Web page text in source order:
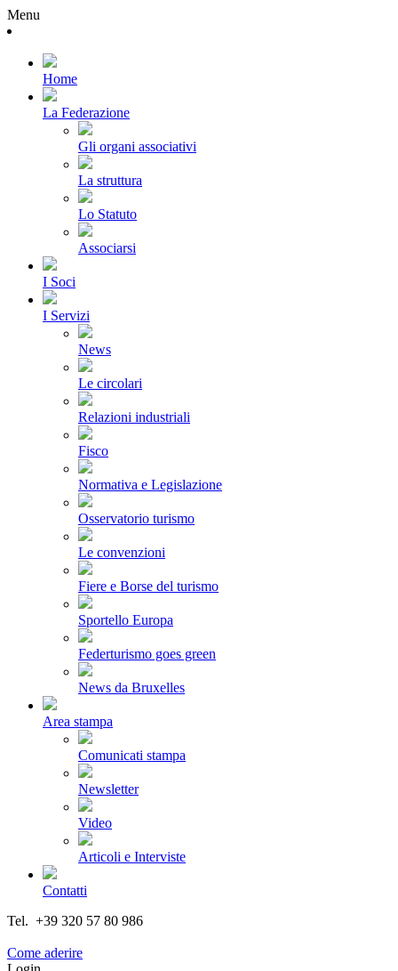
Menu
Home
La Federazione
Gli organi associativi
La struttura
Lo Statuto
Associarsi
I Soci
I Servizi
News
Le circolari
Relazioni industriali
Fisco
Normativa e Legislazione
Osservatorio turismo
Le convenzioni
Fiere e Borse del turismo
Sportello Europa
Federturismo goes green
News da Bruxelles
Area stampa
Comunicati stampa
Newsletter
Video
Articoli e Interviste
Contatti
Tel. +39 320 57 80 986
Come aderire